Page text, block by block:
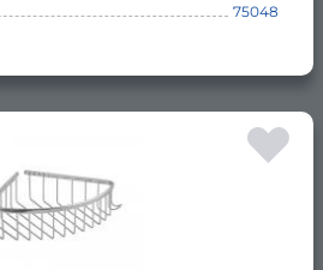
75048